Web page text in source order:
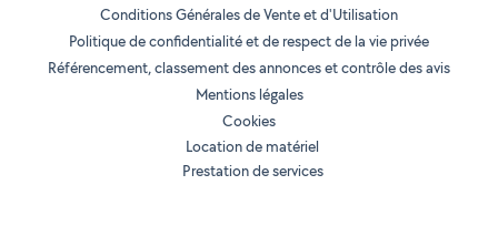
Conditions Générales de Vente et d'Utilisation
Politique de confidentialité et de respect de la vie privée
Référencement, classement des annonces et contrôle des avis
Mentions légales
Cookies
Location de matériel
Prestation de services